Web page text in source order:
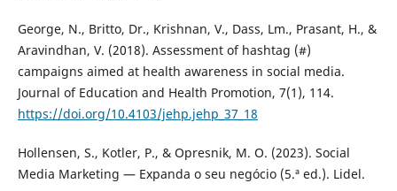
George, N., Britto, Dr., Krishnan, V., Dass, Lm., Prasant, H., &
Aravindhan, V. (2018). Assessment of hashtag (#)
campaigns aimed at health awareness in social media.
Journal of Education and Health Promotion, 7(1), 114.
https://doi.org/10.4103/jehp.jehp_37_18
Hollensen, S., Kotler, P., & Opresnik, M. O. (2023). Social
Media Marketing — Expanda o seu negócio (5.ª ed.). Lidel.